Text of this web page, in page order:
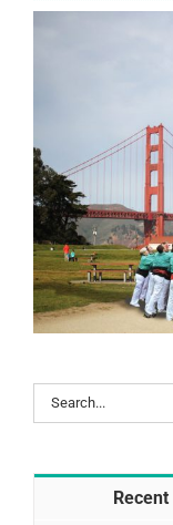
Search
for:
Recent